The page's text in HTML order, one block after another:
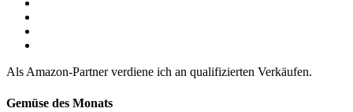
Als Amazon-Partner verdiene ich an qualifizierten Verkäufen.
Gemüse des Monats